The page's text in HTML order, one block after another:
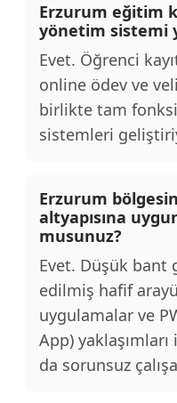
Erzurum eğitim
yönetim sistemi
Evet. Öğrenci
online ödev ve
birlikte tam
sistemleri
Erzurum
altyapısına
musunuz?
Evet. Düşük
edilmiş hafif
uygulamalar ve
App)
da sorunsuz